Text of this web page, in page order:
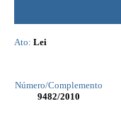
Ato: Lei
Número/Complemento
9482/2010